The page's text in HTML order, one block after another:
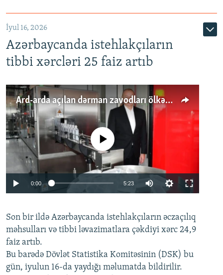
İyul 16, 2026
Azərbaycanda istehlakçıların
tibbi xərcləri 25 faiz artıb
Ard-arda açılan dərman zavodları ölkənin tələbatını ödəyirmi?
Auto 240p 360p 480p
720p 1080p
No media source currently available
0:00 5:23
360p
480p
720p
1080p
Son bir ildə Azərbaycanda istehlakçıların əczaçılıq
məhsulları və tibbi ləvazimatlara çəkdiyi xərc 24,9
faiz artıb.
Bu barədə Dövlət Statistika Komitəsinin (DSK) bu
gün, iyulun 16-da yaydığı məlumatda bildirilir.